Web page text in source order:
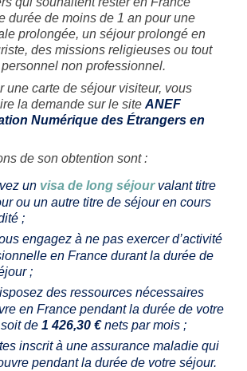
durée de moins de 1 an pour une
prolongée, un séjour prolongé en
des missions religieuses ou tout
non professionnel.
une carte de séjour visiteur, vous
la demande sur le site ANEF
Numérique des Étrangers en
de son obtention sont :
un visa de long séjourvalant titre
ou un autre titre de séjour en cours
;
engagez à ne pas exercer d’activité
en France durant la durée de
;
des ressources nécessaires
en France pendant la durée de votre
de 1 426,30 €nets par mois ;
inscrit à une assurance maladie qui
pendant la durée de votre séjour.